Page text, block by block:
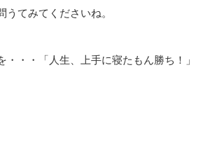
てみてくださいね。
・・「人生、上手に寝たもん勝ち！」